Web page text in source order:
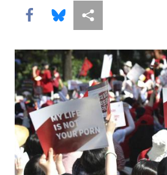
Share this via Facebook
Share this via Bluesky
More sharing options